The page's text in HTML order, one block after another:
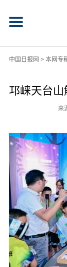
中国日报网 > 本网专
邛崃天台
来